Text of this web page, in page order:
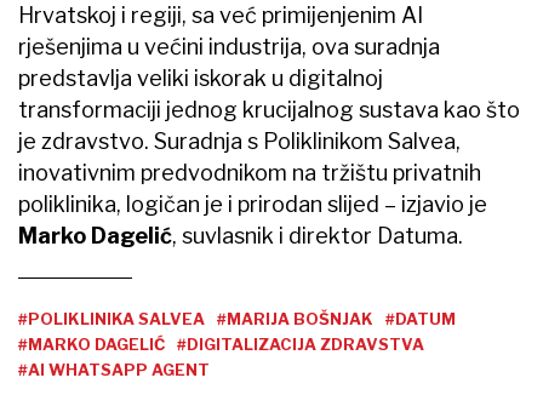
Hrvatskoj i regiji, sa već primijenjenim AI
rješenjima u većini industrija, ova suradnja
predstavlja veliki iskorak u digitalnoj
transformaciji jednog krucijalnog sustava kao što
je zdravstvo. Suradnja s Poliklinikom Salvea,
inovativnim predvodnikom na tržištu privatnih
poliklinika, logičan je i prirodan slijed – izjavio je
Marko Dagelić, suvlasnik i direktor Datuma.
#POLIKLINIKA SALVEA #MARIJA BOŠNJAK
#DATUM
#MARKO DAGELIĆ
#DIGITALIZACIJA ZDRAVSTVA
#AI WHATSAPP AGENT